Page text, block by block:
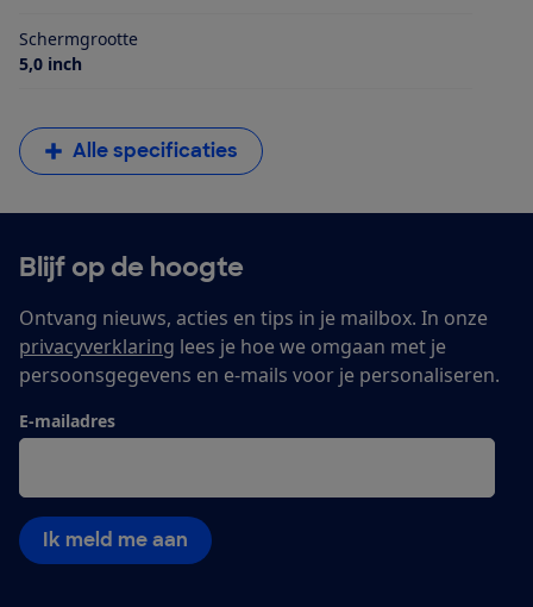
Schermgrootte
5,0 inch
Alle specificaties
Blijf op de hoogte
Ontvang nieuws, acties en tips in je mailbox. In onze
privacyverklaring lees je hoe we omgaan met je
persoonsgegevens en e-mails voor je personaliseren.
E-mailadres
Ik meld me aan